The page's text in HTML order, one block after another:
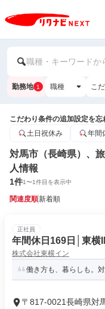
職種・キーワードか
勤務地 1 職種 こ
こだわり条件の追加設定を忘
土日祝休み
年間
対馬市（長崎県）、
人情報
1件1〜1件目を表示中
関連度順新着順
正社員
年間休日169日│東横
株式会社東横イン
働き方も、暮らしも。
〒817-0021長崎県対